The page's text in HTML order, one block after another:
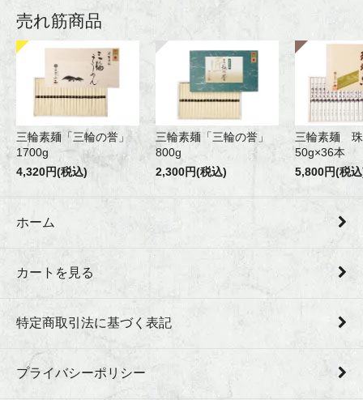
売れ筋商品
三輪素麺「三輪の誉」
1700g
4,320円(税込)
三輪素麺「三輪の誉」
800g
2,300円(税込)
三輪素麺 珠
50g×36本
5,800円(税
ホーム
カートを見る
特定商取引法に基づく表記
プライバシーポリシー